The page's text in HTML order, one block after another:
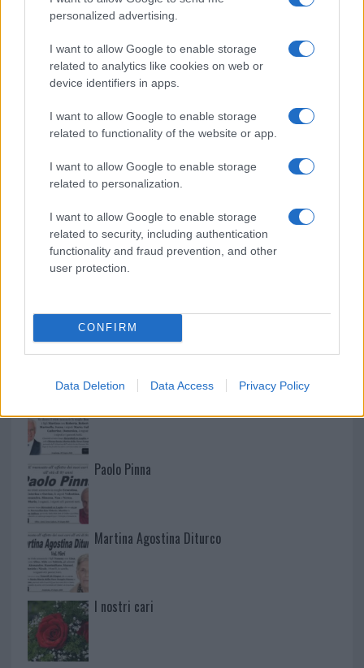
personalized advertising.
I want to allow Google to enable storage
related to analytics like cookies on web or
device identifiers in apps.
I want to allow Google to enable storage
related to functionality of the website or app.
I want to allow Google to enable storage
related to personalization.
I want to allow Google to enable storage
related to security, including authentication
functionality and fraud prevention, and other
user protection.
CONFIRM
Data Deletion Data Access Privacy Policy
Costa Smeralda
Porto Rotondo ospita la grande sfida della vela
nell’estate 2026
Controlli all’aeroporto di Olbia, sequestrati
caviale e sabbia rubata
NECROLOGIE
Paolo Pinna
Martina Agostina Diturco
I nostri cari